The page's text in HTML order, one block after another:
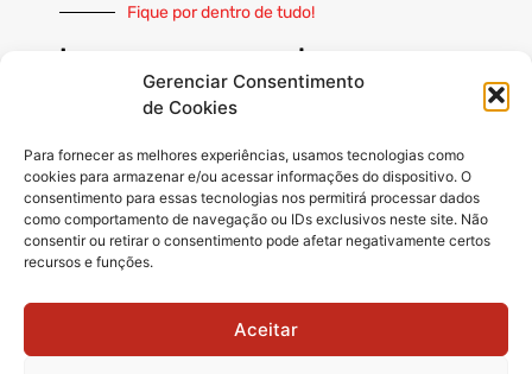
Gerenciar Consentimento
de Cookies
Para fornecer as melhores experiências, usamos tecnologias como
cookies para armazenar e/ou acessar informações do dispositivo. O
consentimento para essas tecnologias nos permitirá processar dados
como comportamento de navegação ou IDs exclusivos neste site. Não
consentir ou retirar o consentimento pode afetar negativamente certos
recursos e funções.
Aceitar
Fique por dentro de tudo!
Inscreva-se e receba nossas
notícias sempre atualizadas
INSCREVER